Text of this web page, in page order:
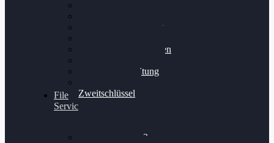
Getriebeoptimierung
Bremsscheiben planen
Felgenaufbereitung
Zweitschlüssel
File
Service
Alientech Kess3